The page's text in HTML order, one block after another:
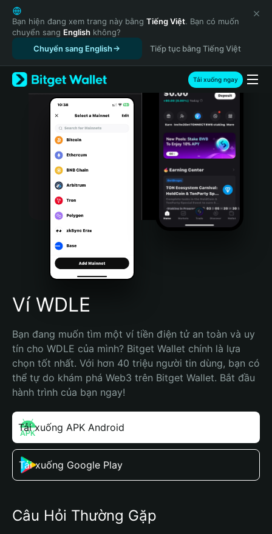
English
日本語
Tiếng Việt
Русский
Español (Latinoamérica)
Türkçe
Italiano
Português (Portugal)
Bahasa Indonesia
Português (Brasil)
Español (Argentina)
Bạn hiện đang xem trang này bằng Tiếng Việt. Bạn có muốn
chuyển sang English không?
Chuyển sang English
Tiếp tục bằng Tiếng Việt
Tải xuống ngay
Ví WDLE
Bạn đang muốn tìm một ví tiền điện tử an toàn và uy
tín cho WDLE của mình? Bitget Wallet chính là lựa
chọn tốt nhất. Với hơn 40 triệu người tin dùng, bạn có
thể tự do khám phá Web3 trên Bitget Wallet. Bắt đầu
hành trình của bạn ngay!
Tải xuống APK Android
Tải xuống Google Play
Câu Hỏi Thường Gặp